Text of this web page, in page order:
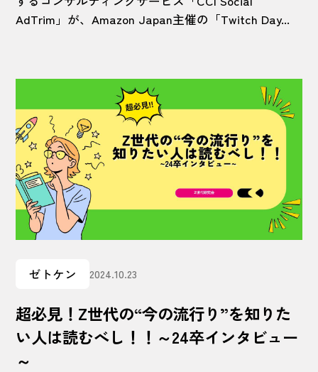
AdTrim」が、Amazon Japan主催の「Twitch Day...
ゼトケン 2024.10.23
超必見！Z世代の“今の流行り”を知りた
い人は読むべし！！～24卒インタビュー
～